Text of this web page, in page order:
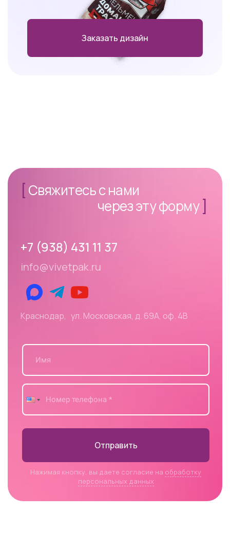
Заказать дизайн
[Свяжитесь с нами
через эту форму]
+7 (938) 431 11 37
info@vivetpak.ru
Краснодар, ул. Московская, д. 69А, оф. 4В
Отправить
Нажимая кнопку, вы даете согласие на обработку
персональных данных